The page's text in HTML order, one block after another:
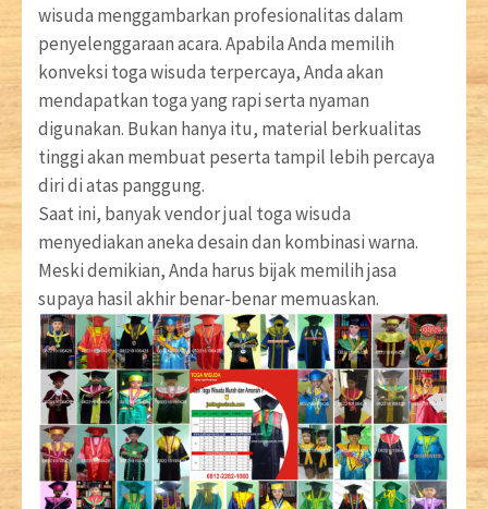
wisuda menggambarkan profesionalitas dalam
penyelenggaraan acara. Apabila Anda memilih
konveksi toga wisuda terpercaya, Anda akan
mendapatkan toga yang rapi serta nyaman
digunakan. Bukan hanya itu, material berkualitas
tinggi akan membuat peserta tampil lebih percaya
diri di atas panggung.
Saat ini, banyak vendor jual toga wisuda
menyediakan aneka desain dan kombinasi warna.
Meski demikian, Anda harus bijak memilih jasa
supaya hasil akhir benar-benar memuaskan.